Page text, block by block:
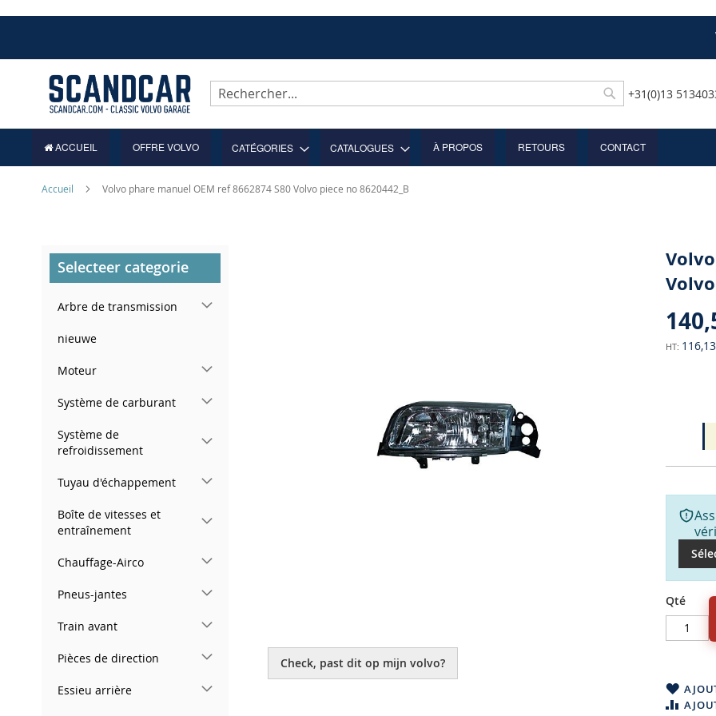
contenu
Rechercher
+31(0)13
ACCUEIL OFFRE VOLVO CATÉGORIES CATALOGUES À PROPOS RETOURS CONTACT
Accueil Volvo phare manuel OEM ref 8662874 S80 Volvo piece no 8620442_B
to
the
beginning
Qté
Check, past dit op mijn volvo?
Selecteer categorie
Arbre de transmission
nieuwe
Moteur
Système de carburant
Système de
refroidissement
Tuyau d'échappement
Boîte de vitesses et
entraînement
Chauffage-Airco
Pneus-jantes
Train avant
Pièces de direction
Essieu arrière